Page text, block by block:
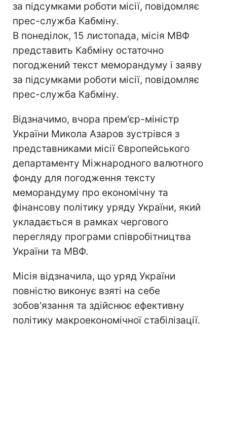
за підсумками роботи місії, повідомляє
прес-служба Кабміну.
В понеділок, 15 листопада, місія МВФ
представить Кабміну остаточно
погоджений текст меморандуму і заяву
за підсумками роботи місії, повідомляє
прес-служба Кабміну.
Відзначимо, вчора прем'єр-міністр
України Микола Азаров зустрівся з
представниками місії Європейського
департаменту Міжнародного валютного
фонду для погодження тексту
меморандуму про економічну та
фінансову політику уряду України, який
укладається в рамках чергового
перегляду програми співробітництва
України та МВФ.
Місія відзначила, що уряд України
повністю виконує взяті на себе
зобов'язання та здійснює ефективну
політику макроекономічної стабілізації.